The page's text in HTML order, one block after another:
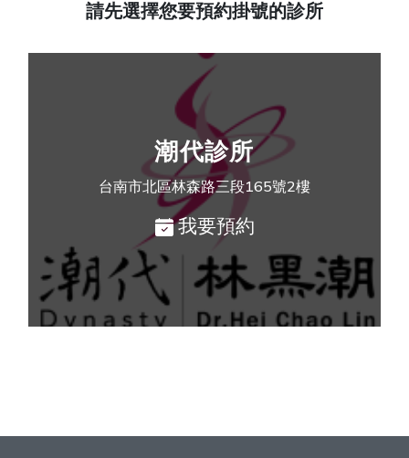
請先選擇您要預約掛號的診所
潮代診所
台南市北區林森路三段165號2樓
我要預約